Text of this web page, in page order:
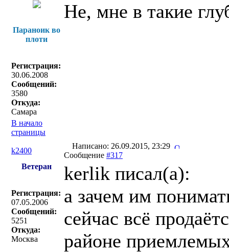
Параноик во
плоти
Регистрация:
30.06.2008
Сообщений:
3580
Откуда:
Самара
Не, мне в такие
В начало
страницы
k2400
Написано: 26.09.2015, 23:29
Сообщение #317
Ветеран
Регистрация:
07.05.2006
Сообщений:
5251
Откуда:
Москва
kerlik писал(a):
а зачем им
сейчас всё
районе